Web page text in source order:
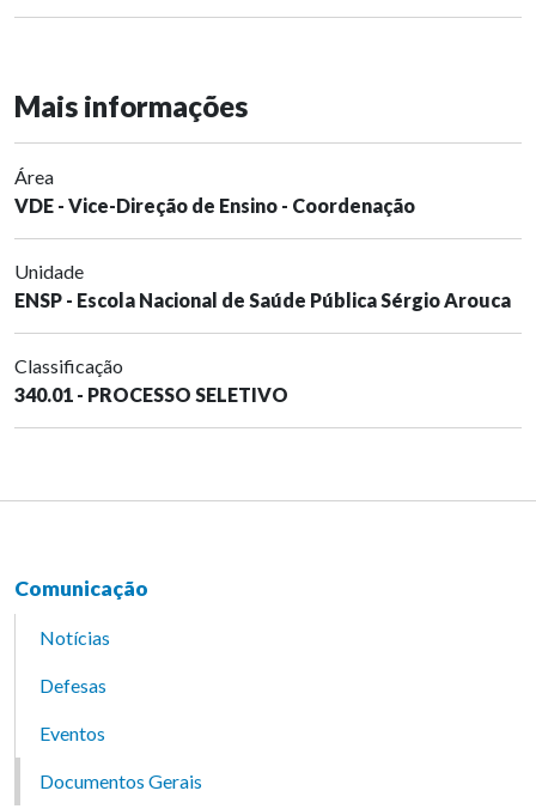
Mais informações
Área
VDE - Vice-Direção de Ensino - Coordenação
Unidade
ENSP - Escola Nacional de Saúde Pública Sérgio Arouca
Classificação
340.01 - PROCESSO SELETIVO
Comunicação
Notícias
Defesas
Eventos
Documentos Gerais